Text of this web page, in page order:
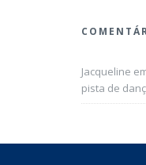
Jacqueline
pista de